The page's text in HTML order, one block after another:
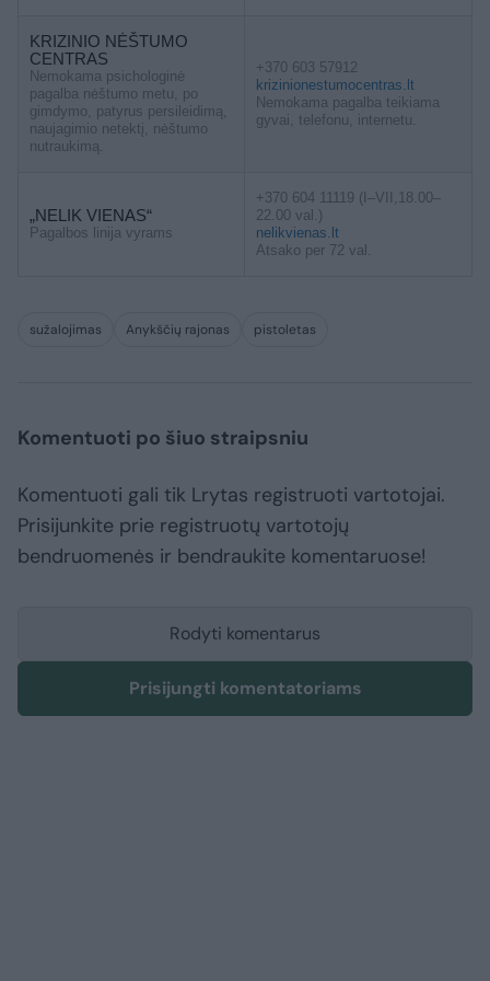
KRIZINIO NĖŠTUMO
CENTRAS
Nemokama psichologinė
pagalba nėštumo metu, po
gimdymo, patyrus persileidimą,
naujagimio netektį, nėštumo
nutraukimą.
+370 603 57912
krizinionestumocentras.lt
Nemokama pagalba teikiama
gyvai, telefonu, internetu.
„NELIK VIENAS“
Pagalbos linija vyrams
+370 604 11119 (I–VII,18.00–
22.00 val.)
nelikvienas.lt
Atsako per 72 val.
sužalojimas Anykščių rajonas pistoletas
Komentuoti po šiuo straipsniu
Komentuoti gali tik Lrytas registruoti vartotojai.
Prisijunkite prie registruotų vartotojų
bendruomenės ir bendraukite komentaruose!
Rodyti komentarus
Prisijungti komentatoriams